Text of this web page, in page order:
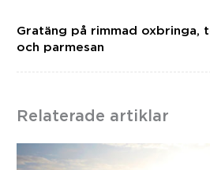
Gratäng på rimmad oxbringa,
och parmesan
Relaterade artiklar